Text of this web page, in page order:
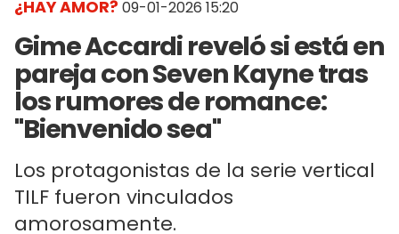
¿HAY AMOR? 09-01-2026 15:20
Gime Accardi reveló si está en
pareja con Seven Kayne tras
los rumores de romance:
"Bienvenido sea"
Los protagonistas de la serie vertical
TILF fueron vinculados
amorosamente.